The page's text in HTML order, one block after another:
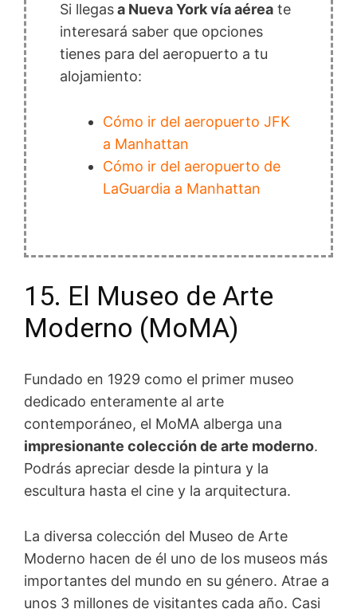
Si llegasa Nueva York vía aéreate
interesará saber que opciones
tienes para del aeropuerto a tu
alojamiento:
Cómo ir del aeropuerto JFK
a Manhattan
Cómo ir del aeropuerto de
LaGuardia a Manhattan
15. El Museo de Arte
Moderno (MoMA)
Fundado en 1929 como el primer museo
dedicado enteramente al arte
contemporáneo, el MoMA alberga una
impresionante colección de arte moderno.
Podrás apreciar desde la pintura y la
escultura hasta el cine y la arquitectura.
La diversa colección del Museo de Arte
Moderno hacen de él uno de los museos más
importantes del mundo en su género. Atrae a
unos 3 millones de visitantes cada año. Casi